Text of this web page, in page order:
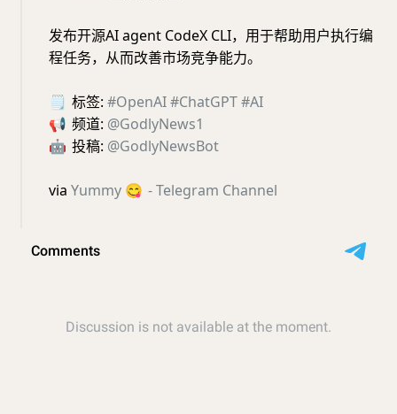
发布开源AI agent CodeX CLI，用于帮助用户执行编
程任务，从而改善市场竞争能力。
🗒 标签: #OpenAI#ChatGPT#AI
📢 频道: @GodlyNews1
🤖 投稿: @GodlyNewsBot
via Yummy 😋 - Telegram Channel